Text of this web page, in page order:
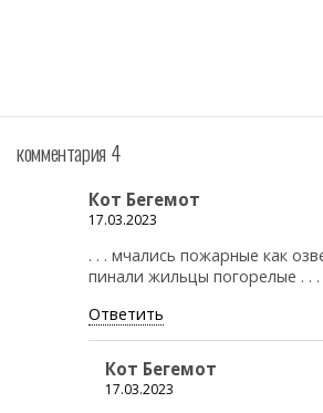
комментария 4
Кот Бегемот
17.03.2023
. . . мчались пожарные как
пинали жильцы погорелые . . .
Ответить
Кот Бегемот
17.03.2023